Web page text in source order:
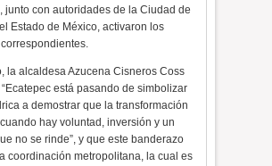
junto con autoridades de la Ciudad de
Estado de México, activaron los
la alcaldesa Azucena Cisneros Coss
está pasando de simbolizar
a demostrar que la transformación
hay voluntad, inversión y un
no se rinde”, y que este banderazo
coordinación metropolitana, la cual es